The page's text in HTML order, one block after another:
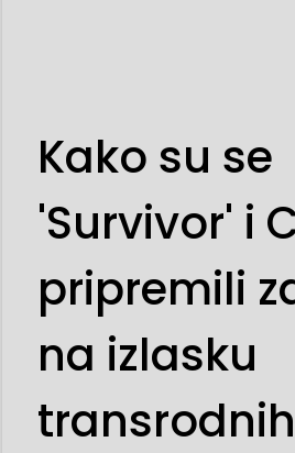
Kako su se
'Survivor' i
pripremili
na izlasku
transrodnih